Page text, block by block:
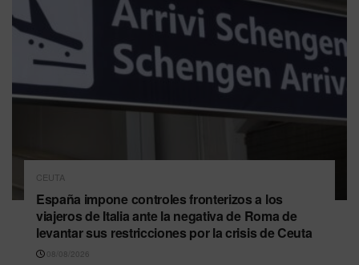
CEUTA
España impone controles fronterizos a los
viajeros de Italia ante la negativa de Roma de
levantar sus restricciones por la crisis de Ceuta
08/08/2026